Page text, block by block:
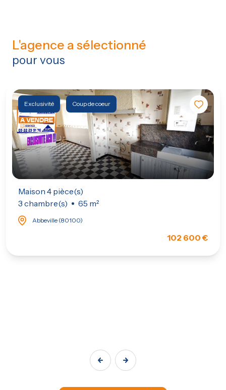
L'agence a sélectionné
pour vous
Exclusivité Coup de coeur
Maison 4 pièce(s)
3 chambre(s)
65 m²
Abbeville (80100)
102 600 €